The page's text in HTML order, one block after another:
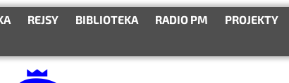
REJSY BIBLIOTEKA RADIO PM PROJEKTY